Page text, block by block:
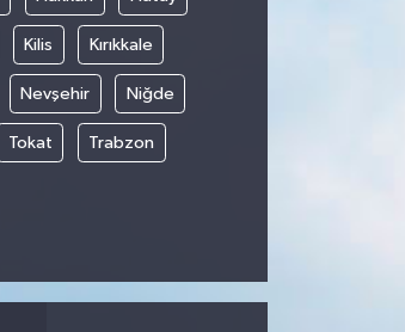
Kilis Kırıkkale
Nevşehir Niğde
Tokat Trabzon